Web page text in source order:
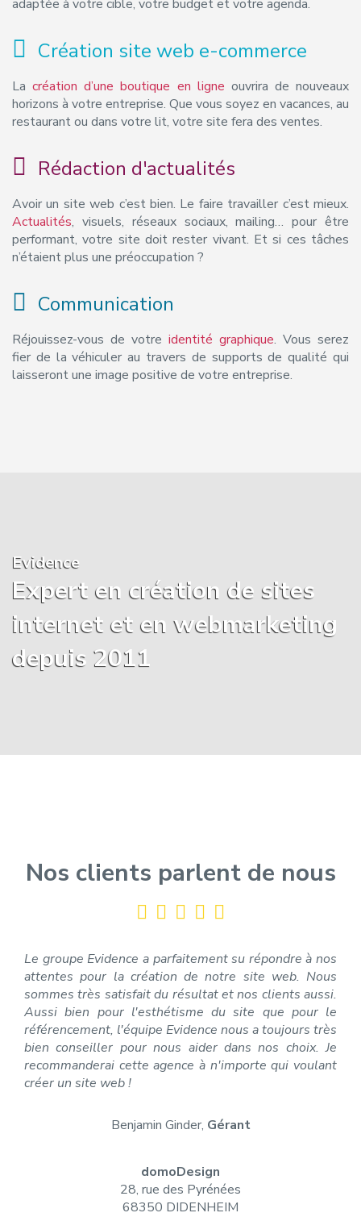
adaptée à votre cible, votre budget et votre agenda.
Création site web e-commerce
Lacréation d’une boutique en ligne ouvrira de nouveaux
horizons à votre entreprise. Que vous soyez en vacances, au
restaurant ou dans votre lit, votre site fera des ventes.
Rédaction d'actualités
Avoir un site web c’est bien. Le faire travailler c’est mieux.
Actualités, visuels, réseaux sociaux, mailing… pour être
performant, votre site doit rester vivant. Et si ces tâches
n’étaient plus une préoccupation ?
Communication
Réjouissez-vous de votre identité graphique. Vous serez
fier de la véhiculer au travers de supports de qualité qui
laisseront une image positive de votre entreprise.
Evidence
Expert en création de sites
internet et en webmarketing
depuis 2011
Nos clients parlent de nous
Le groupe Evidence a parfaitement su répondre à nos
attentes pour la création de notre site web. Nous
sommes très satisfait du résultat et nos clients aussi.
Aussi bien pour l'esthétisme du site que pour le
référencement, l'équipe Evidence nous a toujours très
bien conseiller pour nous aider dans nos choix. Je
recommanderai cette agence à n'importe qui voulant
créer un site web !
Benjamin Ginder, Gérant
domoDesign
28, rue des Pyrénées
68350 DIDENHEIM